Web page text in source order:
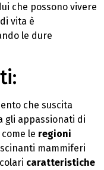
che possono vivere
vita è
le dure
che suscita
gli appassionati di
come le regioni
mammiferi
caratteristiche